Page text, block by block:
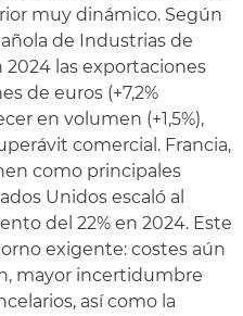
muy dinámico. Según
de Industrias de
las exportaciones
de euros (+7,2%
en volumen (+1,5%),
comercial. Francia,
como principales
Unidos escaló al
del 22% en 2024. Este
exigente: costes aún
mayor incertidumbre
así como la